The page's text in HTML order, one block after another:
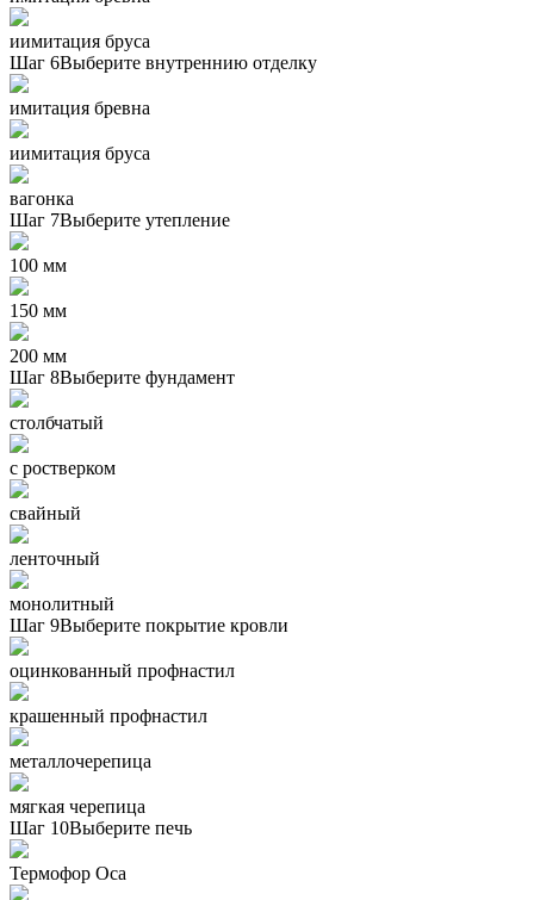
иимитация бруса
Шаг 6Выберите внутреннию отделку
имитация бревна
иимитация бруса
вагонка
Шаг 7Выберите утепление
100 мм
150 мм
200 мм
Шаг 8Выберите фундамент
столбчатый
с ростверком
свайный
ленточный
монолитный
Шаг 9Выберите покрытие кровли
оцинкованный профнастил
крашенный профнастил
металлочерепица
мягкая черепица
Шаг 10Выберите печь
Термофор Oса